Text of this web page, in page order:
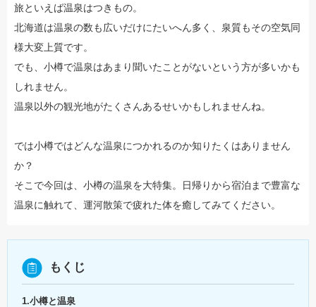
旅といえば温泉はつきもの。
北海道は温泉の数も広いだけにたいへん多く、泉質もその空気同
様大変上質です。
でも、小樽で温泉はあまり聞いたことがないという方が多いかも
しれません。
温泉以外の観光地がたくさんあるせいかもしれませんね。
では小樽ではどんな温泉につかれるのか知りたくはありません
か？
そこで今回は、小樽の温泉を大特集。日帰りから宿泊まで豊富な
温泉に触れて、運河散策で疲れた体を癒してみてください。
もくじ
1.小樽と温泉